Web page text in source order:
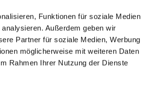
Funktionen für soziale Medien
Außerdem geben wir
Partner für soziale Medien, Werbung
möglicherweise mit weiteren Daten
Rahmen Ihrer Nutzung der Dienste